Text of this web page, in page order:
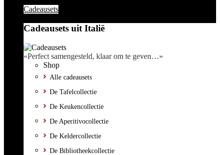
Cadeausets
Cadeausets uit Italië
«Perfect samengesteld, klaar om te geven…»
Shop
Alle cadeausets
De Tafelcollectie
De Keukencollectie
De Aperitivocollectie
De Keldercollectie
De Bibliotheekcollectie